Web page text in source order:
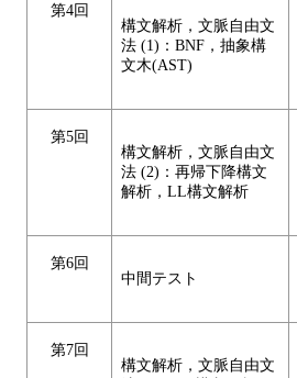
第4回
構文解析，文脈自由文
法 (1)：BNF，抽象構
文木(AST)
第5回
構文解析，文脈自由文
法 (2)：再帰下降構文
解析，LL構文解析
第6回
中間テスト
第7回
構文解析，文脈自由文